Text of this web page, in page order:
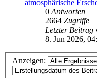
atmosphärische
0 Antworten
2664 Zugriffe
Letzter Beitrag
8. Jun 2026,
Anzeigen: